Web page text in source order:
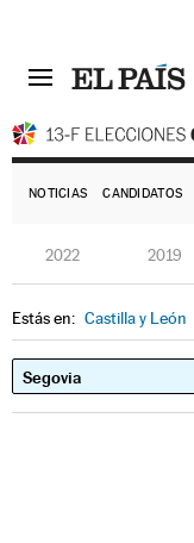
NOTICIAS CANDIDATOS
2022 2019
Estás en: Castilla y León